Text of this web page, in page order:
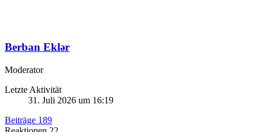
Berban Eklər
Moderator
Letzte Aktivität
31. Juli 2026 um 16:19
Beiträge 189